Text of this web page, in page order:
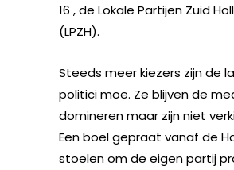
16 , de Lokale Partijen Zuid
(LPZH).
Steeds meer kiezers zijn de
politici moe. Ze blijven de
domineren maar zijn niet
Een boel gepraat vanaf de
stoelen om de eigen partij